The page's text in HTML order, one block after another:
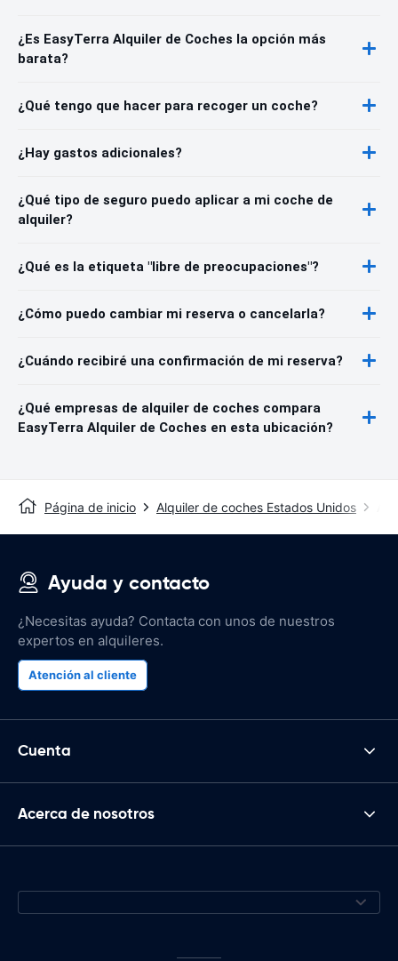
¿Es EasyTerra Alquiler de Coches la opción más
barata?
¿Qué tengo que hacer para recoger un coche?
¿Hay gastos adicionales?
¿Qué tipo de seguro puedo aplicar a mi coche de
alquiler?
¿Qué es la etiqueta "libre de preocupaciones"?
¿Cómo puedo cambiar mi reserva o cancelarla?
¿Cuándo recibiré una confirmación de mi reserva?
¿Qué empresas de alquiler de coches compara
EasyTerra Alquiler de Coches en esta ubicación?
Página de inicio Alquiler de coches Estados Unidos
Ayuda y contacto
¿Necesitas ayuda? Contacta con unos de nuestros
expertos en alquileres.
Atención al cliente
Cuenta
Acerca de nosotros